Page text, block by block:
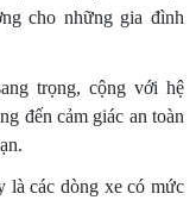
cho những gia đình
trọng, cộng với hệ
đến cảm giác an toàn
là các dòng xe có mức